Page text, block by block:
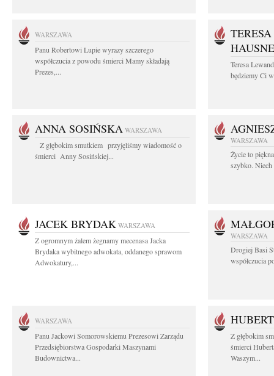
WARSZAWA
Panu Robertowi Lupie wyrazy szczerego
współczucia z powodu śmierci Mamy składają
Prezes,...
Teresa
będziemy Ci
ANNA SOSIŃSKA WARSZAWA
Z głębokim smutkiem przyjęliśmy wiadomość o
śmierci Anny Sosińskiej...
WARSZAWA
Życie to
szybko. Niech
JACEK BRYDAK WARSZAWA
Z ogromnym żalem żegnamy mecenasa Jacka
Brydaka wybitnego adwokata, oddanego sprawom
Adwokatury,...
WARSZAWA
Drogiej Basi
współczucia
WARSZAWA
Panu Jackowi Somorowskiemu Prezesowi Zarządu
Przedsiębiorstwa Gospodarki Maszynami
Budownictwa...
Z głębokim
śmierci
Waszym...